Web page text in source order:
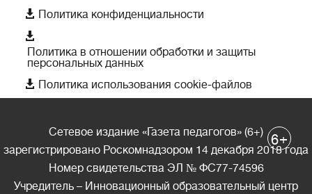
 Политика конфиденциальности

Политика в отношении обработки и защиты
персональных данных
 Политика использования cookie-файлов
Сетевое издание «Газета педагогов» (6+)
зарегистрировано Роскомнадзором 14 декабря 2018 года
Номер свидетельства ЭЛ № ФС77-74596
Учредитель – Инновационный образовательный центр
6+